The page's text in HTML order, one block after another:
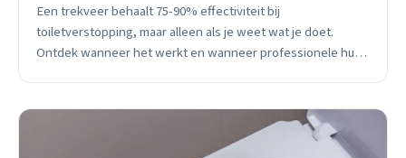
Een trekveer behaalt 75-90% effectiviteit bij
toiletverstopping, maar alleen als je weet wat je doet.
Ontdek wanneer het werkt en wanneer professionele hulp